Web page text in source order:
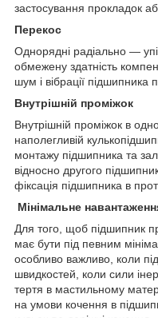
застосування прокладок
Перекос
Однорядні радіально —
обмежену здатність
шум і вібрації підшипника
Внутрішній проміжок
Внутрішній проміжок в
наполегливій
монтажу підшипника та
відносно другого
фіксація підшипника в
Мінімальне
Для того, щоб підшипник
має бути під певним
особливо важливо, коли
швидкостей, коли сили
тертя в мастильному
на умови кочення в